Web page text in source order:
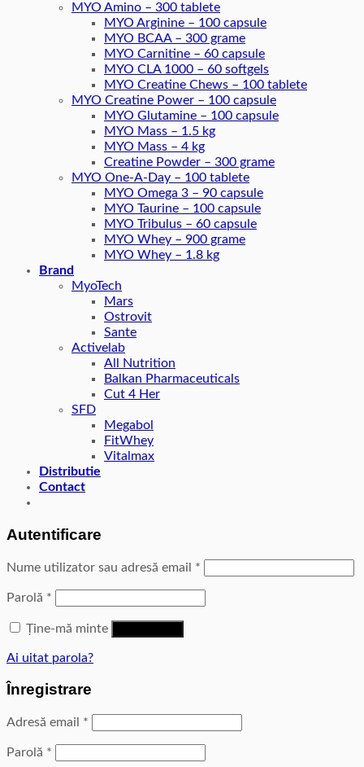
MYO Amino – 300 tablete
MYO Arginine – 100 capsule
MYO BCAA – 300 grame
MYO Carnitine – 60 capsule
MYO CLA 1000 – 60 softgels
MYO Creatine Chews – 100 tablete
MYO Creatine Power – 100 capsule
MYO Glutamine – 100 capsule
MYO Mass – 1.5 kg
MYO Mass – 4 kg
Creatine Powder – 300 grame
MYO One-A-Day – 100 tablete
MYO Omega 3 – 90 capsule
MYO Taurine – 100 capsule
MYO Tribulus – 60 capsule
MYO Whey – 900 grame
MYO Whey – 1.8 kg
Brand
MyoTech
Mars
Ostrovit
Sante
Activelab
All Nutrition
Balkan Pharmaceuticals
Cut 4 Her
SFD
Megabol
FitWhey
Vitalmax
Distributie
Contact
Autentificare
Nume utilizator sau adresă email *
Parolă *
Ține-mă minte
Ai uitat parola?
Înregistrare
Adresă email *
Parolă *